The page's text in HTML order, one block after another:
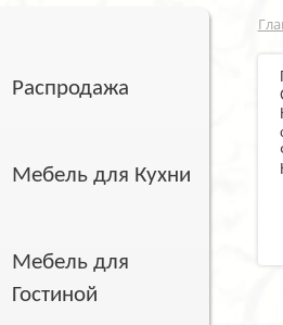
Распродажа
Мебель для Кухни
Мебель для
Гостиной